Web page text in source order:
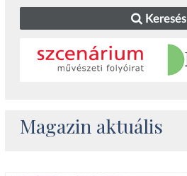
Keresés
Magazin aktuális